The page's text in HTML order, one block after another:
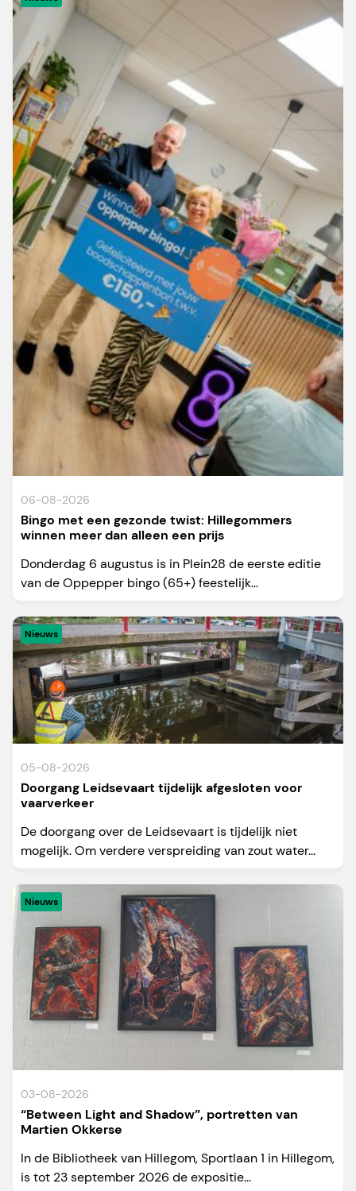
06-08-2026
Bingo met een gezonde twist: Hillegommers
winnen meer dan alleen een prijs
Donderdag 6 augustus is in Plein28 de eerste editie
van de Oppepper bingo (65+) feestelijk...
Nieuws
05-08-2026
Doorgang Leidsevaart tijdelijk afgesloten voor
vaarverkeer
De doorgang over de Leidsevaart is tijdelijk niet
mogelijk. Om verdere verspreiding van zout water...
Nieuws
03-08-2026
“Between Light and Shadow”, portretten van
Martien Okkerse
In de Bibliotheek van Hillegom, Sportlaan 1 in Hillegom,
is tot 23 september 2026 de expositie...